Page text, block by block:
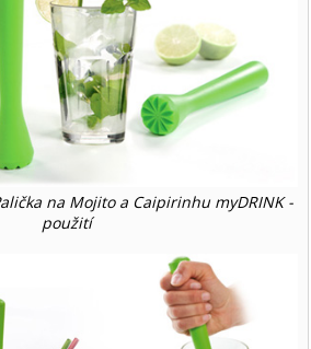
na Mojito a Caipirinhu myDRINK -
použití